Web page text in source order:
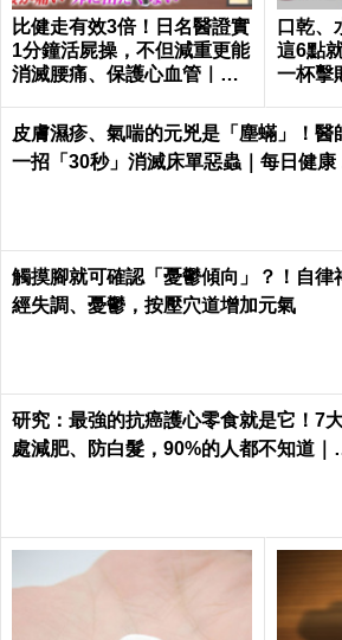
比健走有效3倍！日名醫證實
1分鐘活屍操，不但減重更能
消滅腰痛、保護心血管｜每
口乾、
這6點
一杯擊
皮膚濕疹、氣喘的元兇是「塵蟎」！醫
一招「30秒」消滅床單惡蟲｜每日健康
觸摸腳就可確認「憂鬱傾向」？！自律
經失調、憂鬱，按壓穴道增加元氣
研究：最強的抗癌護心零食就是它！7
處減肥、防白髮，90%的人都不知道｜